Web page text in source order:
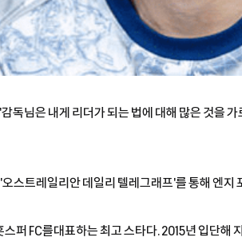
독님은 내게 리더가 되는 법에 대해 많은 것을
스트레일리안 데일리 텔레그래프'를 통해 엔지
퍼 FC를대표하는 최고 스타다. 2015년 입단해